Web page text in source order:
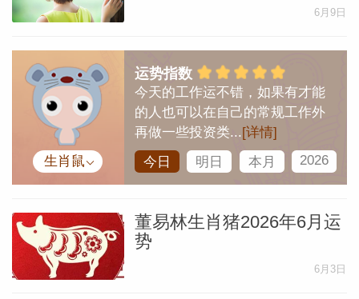
6月9日
生肖鼠
运势指数
今天的工作运不错，如果有才能
的人也可以在自己的常规工作外
再做一些投资类... [详情]
今日
明日 本月 2026
董易林生肖猪2026年6月运
势
6月3日